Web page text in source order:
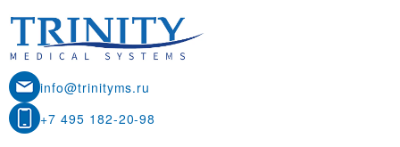
info@trinityms.ru
+7 495 182-20-98